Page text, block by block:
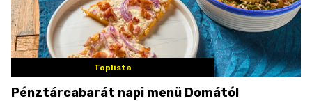
Toplista
Pénztárcabarát napi menü Domától